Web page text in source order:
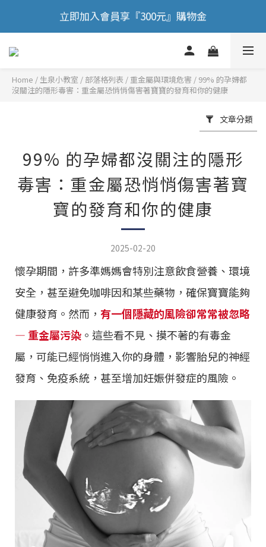
🎉 歡慶88節，滿額送膠原蛋白正貨！！
🎉 歡慶88節，滿額送膠原蛋白正貨！！
立即加入會員享『300元』購物金
🎉 歡慶88節，滿額送膠原蛋白正貨！！
Home / 部落格列表 / 重金屬與環境危害 / 99% 的孕婦都
沒關注的隱形毒害：重金屬恐悄悄傷害著寶寶的發育和你的健康
文章分類
99% 的孕婦都沒關注的隱形
毒害：重金屬恐悄悄傷害著寶
寶的發育和你的健康
2025-02-20
懷孕期間，許多準媽媽會特別注意飲食營養、環境
安全，甚至避免咖啡因和某些藥物，確保寶寶能夠
健康發育。然而， 有一個隱藏的風險卻常常被忽略
— 重金屬污染 。這些看不見、摸不著的有毒金
屬，可能已經悄悄進入你的身體，影響胎兒的神經
發育、免疫系統，甚至增加妊娠併發症的風險。